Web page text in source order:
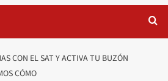
CON EL SAT Y ACTIVA TU BUZÓN
CÓMO